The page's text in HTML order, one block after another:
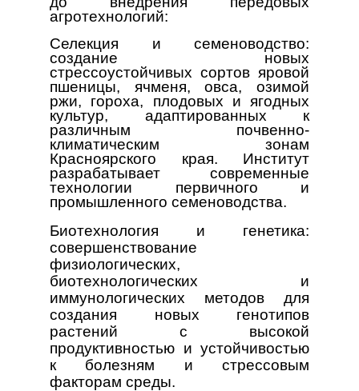
агротехнологий:
Селекция и семеноводство:
создание новых
стрессоустойчивых сортов яровой
пшеницы, ячменя, овса, озимой
ржи, гороха, плодовых и ягодных
культур, адаптированных к
различным почвенно-
климатическим зонам
Красноярского края. Институт
разрабатывает современные
технологии первичного и
промышленного семеноводства.
Биотехнология и генетика:
совершенствование
физиологических,
биотехнологических и
иммунологических методов для
создания новых генотипов
растений с высокой
продуктивностью и устойчивостью
к болезням и стрессовым
факторам среды.